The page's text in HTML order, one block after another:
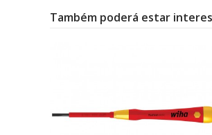
Também poderá estar